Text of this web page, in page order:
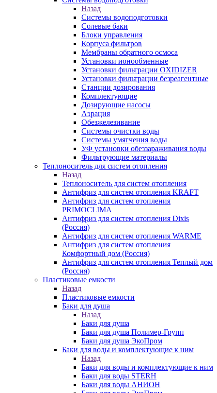
Назад
Системы водоподготовки
Солевые баки
Блоки управления
Корпуса фильтров
Мембраны обратного осмоса
Установки ионообменные
Установки фильтрации OXIDIZER
Установки фильтрации безреагентные
Станции дозирования
Комплектующие
Дозирующие насосы
Аэрация
Обезжелезивание
Системы очистки воды
Системы умягчения воды
УФ установки обеззараживания воды
Фильтрующие материалы
Теплоноситель для систем отопления
Назад
Теплоноситель для систем отопления
Антифриз для систем отопления KRAFT
Антифриз для систем отопления
PRIMOCLIMA
Антифриз для систем отопления Dixis
(Россия)
Антифриз для систем отопления WARME
Антифриз для систем отопления
Комфортный дом (Россия)
Антифриз для систем отопления Теплый дом
(Россия)
Пластиковые емкости
Назад
Пластиковые емкости
Баки для душа
Назад
Баки для душа
Баки для душа Полимер-Групп
Баки для душа ЭкоПром
Баки для воды и комплектующие к ним
Назад
Баки для воды и комплектующие к ним
Баки для воды STERH
Баки для воды АНИОН